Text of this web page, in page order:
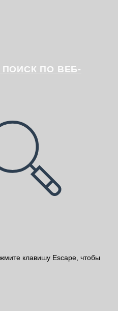
ПО ВЕБ-
клавишу Escape, чтобы